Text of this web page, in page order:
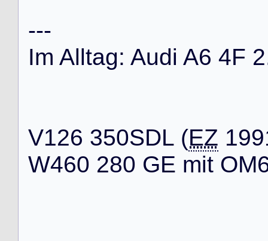
---
Im Alltag: Audi A6 4F 2
V126 350SDL (EZ 199
W460 280 GE mit OM